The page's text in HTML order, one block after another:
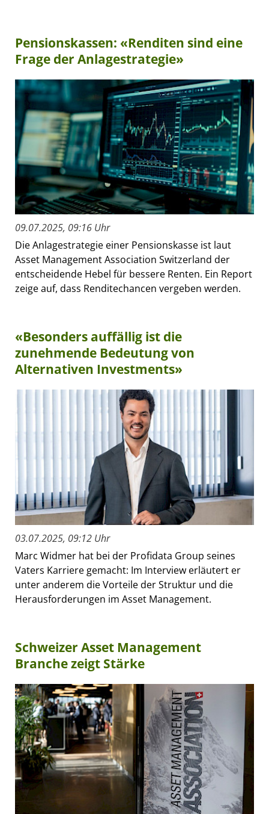
Pensionskassen: «Renditen sind eine
Frage der Anlagestrategie»
09.07.2025, 09:16 Uhr
Die Anlagestrategie einer Pensionskasse ist laut
Asset Management Association Switzerland der
entscheidende Hebel für bessere Renten. Ein Report
zeige auf, dass Renditechancen vergeben werden.
«Besonders auffällig ist die
zunehmende Bedeutung von
Alternativen Investments»
03.07.2025, 09:12 Uhr
Marc Widmer hat bei der Profidata Group seines
Vaters Karriere gemacht: Im Interview erläutert er
unter anderem die Vorteile der Struktur und die
Herausforderungen im Asset Management.
Schweizer Asset Management
Branche zeigt Stärke